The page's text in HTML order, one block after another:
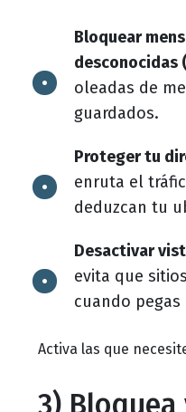
Bloquear
desconocidas
oleadas de
guardados.
Proteger tu
enruta el
deduzcan tu
Desactivar
evita que
cuando pegas
Activa las que
3)